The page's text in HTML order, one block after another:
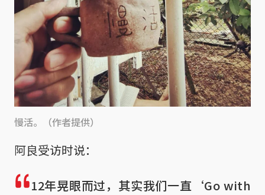
慢活。（作者提供）
阿良受访时说：
12年晃眼而过，其实我们一直‘Go with